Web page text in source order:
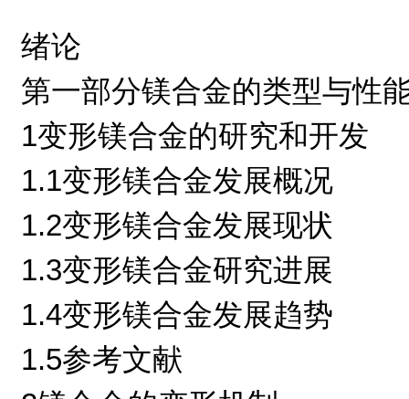
绪论
第一部分镁合金的类型与性
1变形镁合金的研究和开发
1.1变形镁合金发展概况
1.2变形镁合金发展现状
1.3变形镁合金研究进展
1.4变形镁合金发展趋势
1.5参考文献